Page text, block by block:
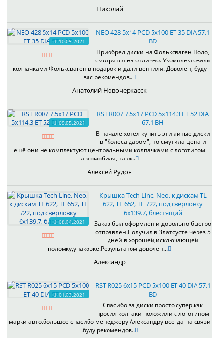
Николай
10.05.2021
NEO 428 5x14 PCD 5x100 ET 35 DIA 57.1
BD
Приобрел диски на Фольксваген Поло,
смотрятся на отлично. Укомплектовали
колпачками Фольксваген в подарок и дали вентиля. Доволен, буду
вас рекомендов..
Анатолий Новочеркасск
09.05.2021
RST R007 7.5x17 PCD 5x114.3 ET 52 DIA
67.1 BH
В начале хотел купить эти литые диски
в "Колёса даром", но смутила цена и
ещё они не комплектуют центральными колпачками с логотипом
автомобиля, такж..
Алексей Рудов
08.04.2021
Крышка Tech Line, Neo, к дискам TL
622, TL 652, TL 722, под сверловку
6х139.7, блестящий
Заказ был оформлен и довольно быстро
отправлен.Получил в Златоусте через 5
дней в хорошей,исключающей
поломку,упаковке.Результатом доволен...
Александр
01.03.2021
RST R025 6x15 PCD 5x100 ET 40 DIA 57.1
BD
Спасибо за диски просто супер.как
просил колпаки положили с логотипом
марки авто.большое спасибо менеджеру Александру всегда на связи
.буду рекомендов..